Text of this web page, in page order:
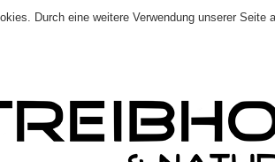
Durch eine weitere Verwendung unserer Seite